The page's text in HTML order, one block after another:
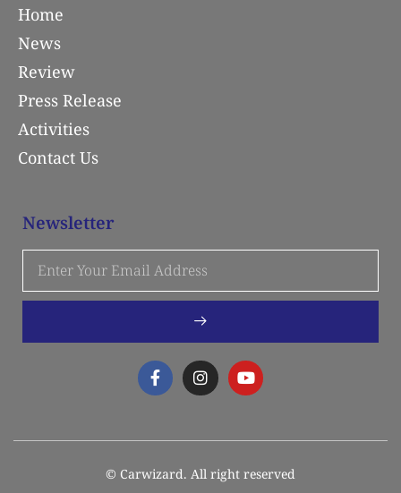
Home
News
Review
Press Release
Activities
Contact Us
Newsletter
© Carwizard. All right reserved